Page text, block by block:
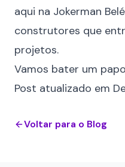
aqui na Jokerman
construtores que
projetos.
Vamos bater um
Post atualizado em
Voltar para o Blog